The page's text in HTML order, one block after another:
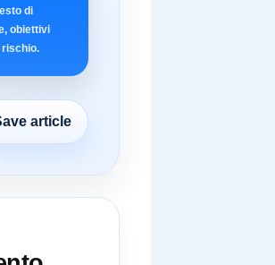
di
obiettivi
rischio.
article